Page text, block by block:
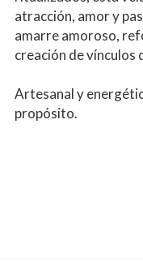
atracción, amor y
amarre amoroso,
creación de
Artesanal y
propósito.